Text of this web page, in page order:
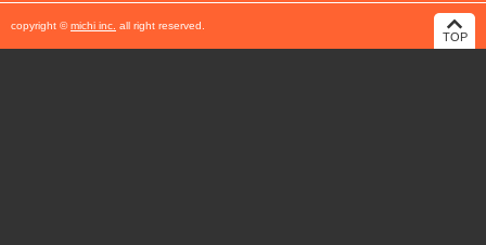
copyright ©michi inc. all right reserved.
TOP